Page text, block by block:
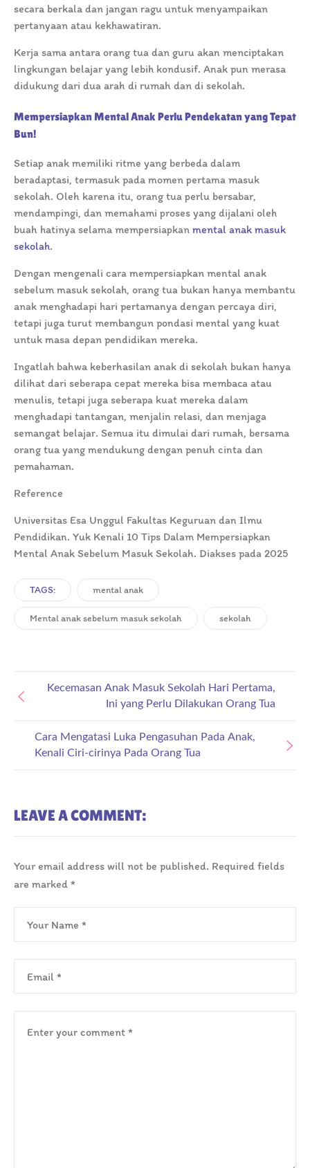
secara berkala dan jangan ragu untuk menyampaikan
pertanyaan atau kekhawatiran.
Kerja sama antara orang tua dan guru akan menciptakan
lingkungan belajar yang lebih kondusif. Anak pun merasa
didukung dari dua arah di rumah dan di sekolah.
Mempersiapkan Mental Anak Perlu Pendekatan yang Tepat
Bun!
Setiap anak memiliki ritme yang berbeda dalam
beradaptasi, termasuk pada momen pertama masuk
sekolah. Oleh karena itu, orang tua perlu bersabar,
mendampingi, dan memahami proses yang dijalani oleh
buah hatinya selama mempersiapkan mental anak masuk
sekolah.
Dengan mengenali cara mempersiapkan mental anak
sebelum masuk sekolah, orang tua bukan hanya membantu
anak menghadapi hari pertamanya dengan percaya diri,
tetapi juga turut membangun pondasi mental yang kuat
untuk masa depan pendidikan mereka.
Ingatlah bahwa keberhasilan anak di sekolah bukan hanya
dilihat dari seberapa cepat mereka bisa membaca atau
menulis, tetapi juga seberapa kuat mereka dalam
menghadapi tantangan, menjalin relasi, dan menjaga
semangat belajar. Semua itu dimulai dari rumah, bersama
orang tua yang mendukung dengan penuh cinta dan
pemahaman.
Reference
Universitas Esa Unggul Fakultas Keguruan dan Ilmu
Pendidikan. Yuk Kenali 10 Tips Dalam Mempersiapkan
Mental Anak Sebelum Masuk Sekolah. Diakses pada 2025
TAGS: mental anak
Mental anak sebelum masuk sekolah sekolah
Cara Mengatasi Luka Pengasuhan Pada Anak,
Kenali Ciri-cirinya Pada Orang Tua
Kecemasan Anak Masuk Sekolah Hari Pertama,
Ini yang Perlu Dilakukan Orang Tua
LEAVE A COMMENT:
Your email address will not be published. Required fields
are marked *